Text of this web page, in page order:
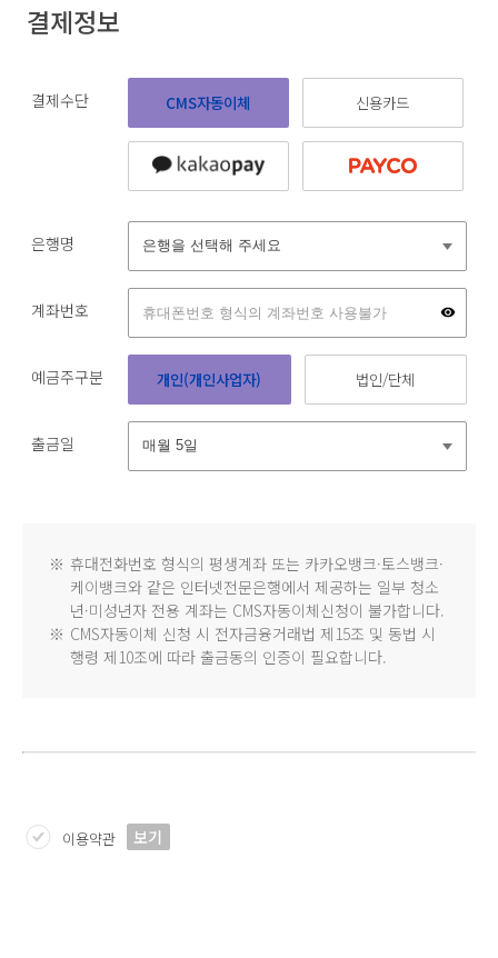
결제정보
결제수단 CMS자동이체 신용카드
은행명
계좌번호
예금주구분 개인(개인사업자) 법인/단체
출금일
※ 휴대전화번호 형식의 평생계좌 또는 카카오뱅크·토스뱅크·
케이뱅크와 같은 인터넷전문은행에서 제공하는 일부 청소
년·미성년자 전용 계좌는 CMS자동이체신청이 불가합니다.
※ CMS자동이체 신청 시 전자금융거래법 제15조 및 동법 시
행령 제10조에 따라 출금동의 인증이 필요합니다.
이용약관 보기